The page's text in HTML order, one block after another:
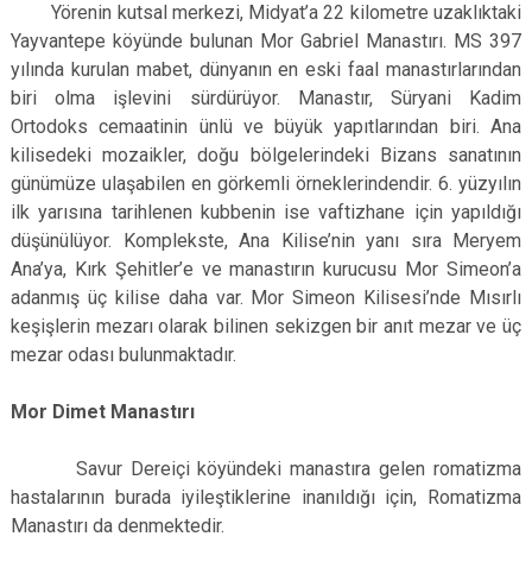
Yörenin kutsal merkezi, Midyat’a 22 kilometre uzaklıktaki
Yayvantepe köyünde bulunan Mor Gabriel Manastırı. MS 397
yılında kurulan mabet, dünyanın en eski faal manastırlarından
biri olma işlevini sürdürüyor. Manastır, Süryani Kadim
Ortodoks cemaatinin ünlü ve büyük yapıtlarından biri. Ana
kilisedeki mozaikler, doğu bölgelerindeki Bizans sanatının
günümüze ulaşabilen en görkemli örneklerindendir. 6. yüzyılın
ilk yarısına tarihlenen kubbenin ise vaftizhane için yapıldığı
düşünülüyor. Komplekste, Ana Kilise’nin yanı sıra Meryem
Ana’ya, Kırk Şehitler’e ve manastırın kurucusu Mor Simeon’a
adanmış üç kilise daha var. Mor Simeon Kilisesi’nde Mısırlı
keşişlerin mezarı olarak bilinen sekizgen bir anıt mezar ve üç
mezar odası bulunmaktadır.
Mor Dimet Manastırı
Savur Dereiçi köyündeki manastıra gelen romatizma
hastalarının burada iyileştiklerine inanıldığı için, Romatizma
Manastırı da denmektedir.